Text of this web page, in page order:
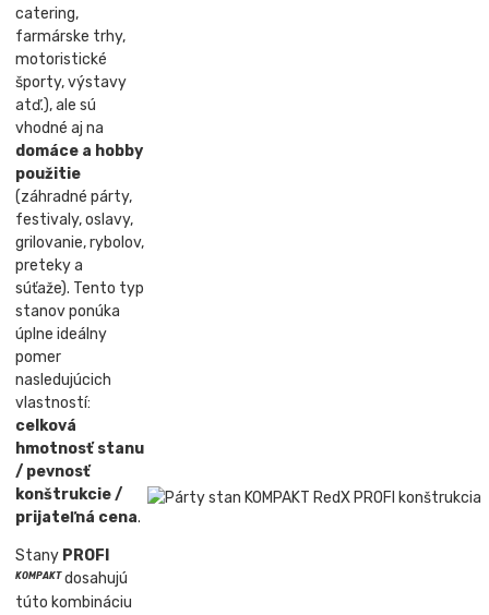
catering,
farmárske trhy,
motoristické
športy, výstavy
atď.), ale sú
vhodné aj na
domáce a hobby
použitie
(záhradné párty,
festivaly, oslavy,
grilovanie, rybolov,
preteky a
súťaže). Tento typ
stanov ponúka
úplne ideálny
pomer
nasledujúcich
vlastností:
celková
hmotnosť stanu
/ pevnosť
konštrukcie /
prijateľná cena.
Stany PROFI
KOMPAKTdosahujú
túto kombináciu